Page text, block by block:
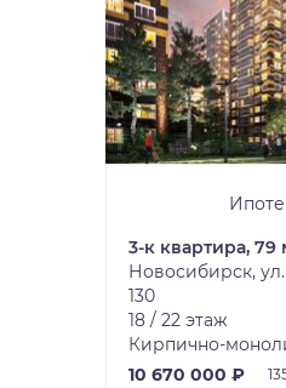
3-к квартира, 79
Новосибирск,
130
18 / 22 этаж
Кирпично-
10 670 000 ₽